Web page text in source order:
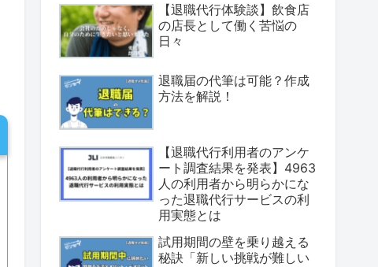
【退職代行体験談】飲食店
の店長として働く苦悩の
日々
退職届の代筆は可能？作成
方法を解説！
【退職代行利用者のアンケ
ート調査結果を発表】4963
人の利用者から明らかにな
った退職代行サービスの利
用実態とは
試用期間の壁を乗り越える
秘訣「新しい挑戦が難しい